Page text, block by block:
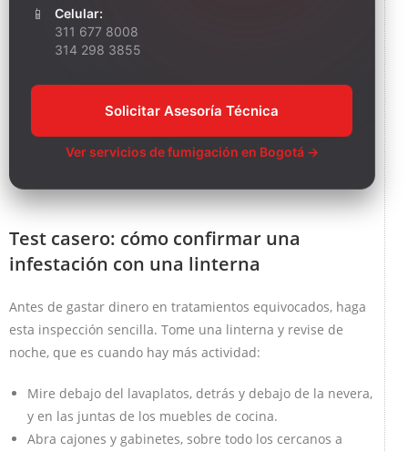
📱
Celular:
311 677 8008
314 298 3855
Solicitar Asesoría Técnica
Ver servicios de fumigación en Bogotá →
Test casero: cómo confirmar una
infestación con una linterna
Antes de gastar dinero en tratamientos equivocados, haga
esta inspección sencilla. Tome una linterna y revise de
noche, que es cuando hay más actividad:
Mire debajo del lavaplatos, detrás y debajo de la nevera,
y en las juntas de los muebles de cocina.
Abra cajones y gabinetes, sobre todo los cercanos a